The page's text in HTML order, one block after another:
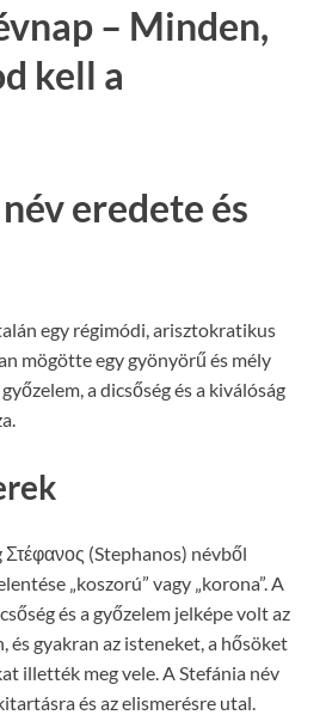
– Minden,
kell a
eredete és
egy régimódi, arisztokratikus
mögötte egy gyönyörű és mély
a dicsőség és a kiválóság
(Stephanos) névből
„koszorú” vagy „korona”. A
és a győzelem jelképe volt az
és gyakran az isteneket, a hősöket
illették meg vele. A Stefánia név
és az elismerésre utal.